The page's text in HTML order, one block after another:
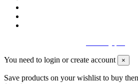
You need to login or create account ×
Save products on your wishlist to buy